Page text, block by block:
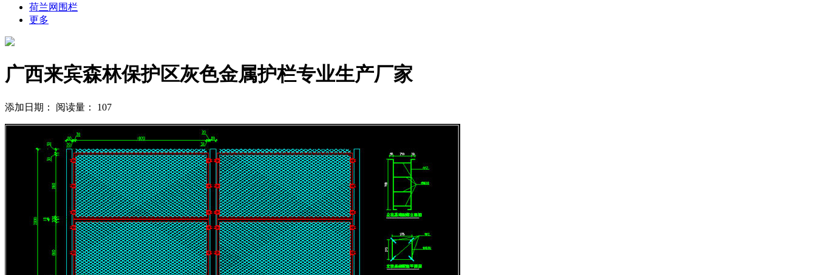
荷兰网围栏
更多
广西来宾森林保护区灰色金属护栏专业生产厂家
添加日期： 阅读量： 107